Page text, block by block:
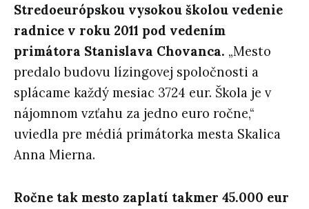
Stredoeurópskou vysokou školou vedenie
radnice v roku 2011 pod vedením
primátora Stanislava Chovanca. „Mesto
predalo budovu lízingovej spoločnosti a
splácame každý mesiac 3724 eur. Škola je v
nájomnom vzťahu za jedno euro ročne,“
uviedla pre médiá primátorka mesta Skalica
Anna Mierna.
Ročne tak mesto zaplatí takmer 45.000 eur